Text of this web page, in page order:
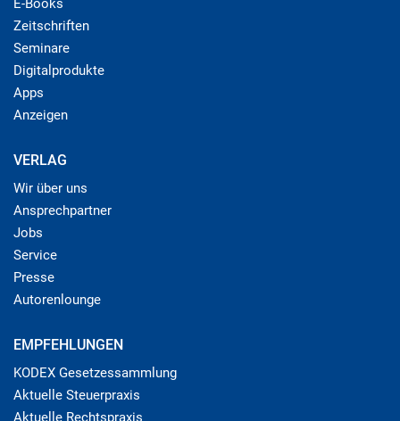
E-Books
Zeitschriften
Seminare
Digitalprodukte
Apps
Anzeigen
VERLAG
Wir über uns
Ansprechpartner
Jobs
Service
Presse
Autorenlounge
EMPFEHLUNGEN
KODEX Gesetzessammlung
Aktuelle Steuerpraxis
Aktuelle Rechtspraxis